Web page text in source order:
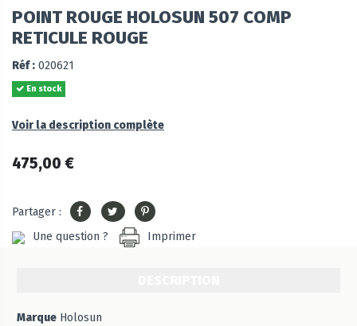
POINT ROUGE HOLOSUN 507 COMP
RETICULE ROUGE
Réf : 020621
En stock
Voir la description complète
475,00 €
Partager :
Une question ?
Imprimer
Marque Holosun